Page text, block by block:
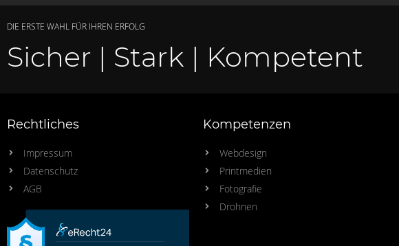
DIE ERSTE WAHL FÜR IHREN ERFOLG
Sicher | Stark | Kompetent
Rechtliches
Impressum
Datenschutz
AGB
Kompetenzen
Webdesign
Printmedien
Fotografie
Drohnen